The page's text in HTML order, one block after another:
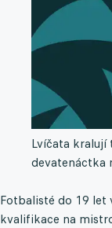
Lvíčata kralují
devatenáctka
Fotbalisté do 19 let
kvalifikace na